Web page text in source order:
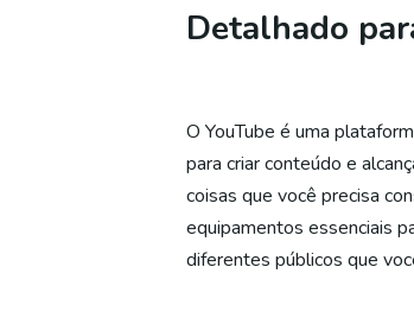
Detalhado
O YouTube é uma
para criar conteúdo e
coisas que você precisa
equipamentos essenciais
diferentes públicos que